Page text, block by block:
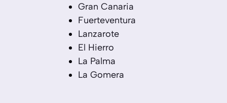
Gran Canaria
Fuerteventura
Lanzarote
El Hierro
La Palma
La Gomera